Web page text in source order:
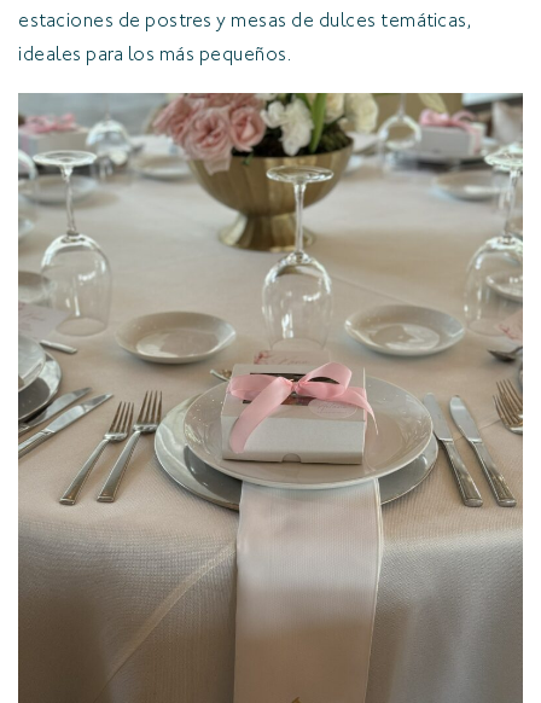
estaciones de postres y mesas de dulces temáticas,
ideales para los más pequeños.